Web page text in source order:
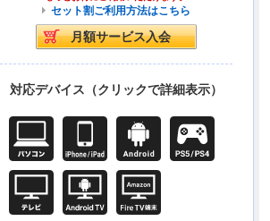
セット割ご利用方法はこちら
対応デバイス（クリックで詳細表示）